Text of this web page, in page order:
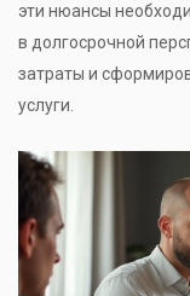
эти нюансы
в долгосрочной
затраты и
услуги.